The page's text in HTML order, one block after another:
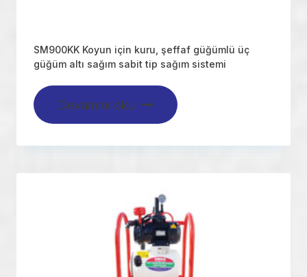
SM900KK Koyun için kuru, şeffaf güğümlü üç
güğüm altı sağım sabit tip sağım sistemi
Devamını oku